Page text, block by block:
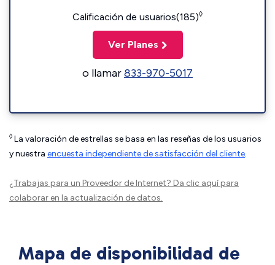
Calificación de usuarios(185)◊
Ver Planes
o llamar833-970-5017
◊ La valoración de estrellas se basa en las reseñas de los usuarios
y nuestra encuesta independiente de satisfacción del cliente.
¿Trabajas para un Proveedor de Internet? Da clic aquípara
colaborar en la actualización de datos.
Mapa de disponibilidad de